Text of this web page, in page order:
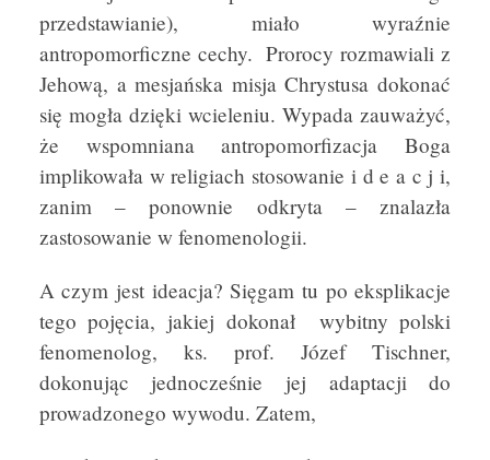
przedstawianie), miało wyraźnie
antropomorficzne cechy. Prorocy rozmawiali z
Jehową, a mesjańska misja Chrystusa dokonać
się mogła dzięki wcieleniu. Wypada zauważyć,
że wspomniana antropomorfizacja Boga
implikowała w religiach stosowanie i d e a c j i,
zanim – ponownie odkryta – znalazła
zastosowanie w fenomenologii.
A czym jest ideacja? Sięgam tu po eksplikacje
tego pojęcia, jakiej dokonał wybitny polski
fenomenolog, ks. prof. Józef Tischner,
dokonując jednocześnie jej adaptacji do
prowadzonego wywodu. Zatem,